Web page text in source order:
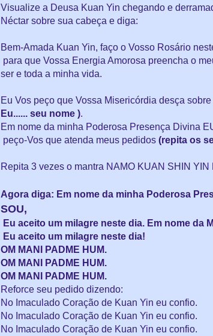
Visualize a Deusa Kuan Yin chegando e
Néctar sobre sua cabeça e diga:
Bem-Amada Kuan Yin, faço o Vosso Rosário
para que Vossa Energia Amorosa preencha o
ser e toda a minha vida.
Eu Vos peço que Vossa Misericórdia desça
Eu...... seu nome ).
Em nome da minha Poderosa Presença Divina
peço-Vos que atenda meus pedidos (repita os
Repita 3 vezes o mantra NAMO KUAN SHIN YIN
Agora diga: Em nome da minha Poderosa
SOU,
Eu aceito um milagre neste dia. Em nome da
Eu aceito um milagre neste dia!
OM MANI PADME HUM.
OM MANI PADME HUM.
OM MANI PADME HUM.
Reforce seu pedido dizendo:
No Imaculado Coração de Kuan Yin eu confio.
No Imaculado Coração de Kuan Yin eu confio.
No Imaculado Coração de Kuan Yin eu confio.